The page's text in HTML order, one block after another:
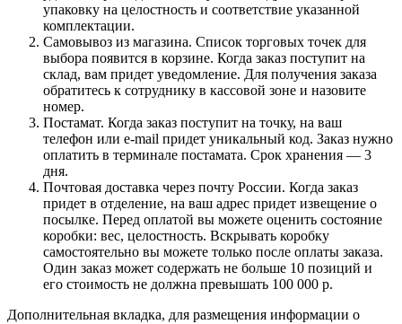
упаковку на целостность и соответствие указанной
комплектации.
Самовывоз из магазина. Список торговых точек для
выбора появится в корзине. Когда заказ поступит на
склад, вам придет уведомление. Для получения заказа
обратитесь к сотруднику в кассовой зоне и назовите
номер.
Постамат. Когда заказ поступит на точку, на ваш
телефон или e-mail придет уникальный код. Заказ нужно
оплатить в терминале постамата. Срок хранения — 3
дня.
Почтовая доставка через почту России. Когда заказ
придет в отделение, на ваш адрес придет извещение о
посылке. Перед оплатой вы можете оценить состояние
коробки: вес, целостность. Вскрывать коробку
самостоятельно вы можете только после оплаты заказа.
Один заказ может содержать не больше 10 позиций и
его стоимость не должна превышать 100 000 р.
Дополнительная вкладка, для размещения информации о